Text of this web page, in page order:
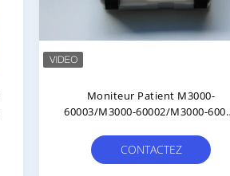
Réparation De La Carte Mère Du
Module MMS M3001A Avec
Et Garantie De 90 Jours Pour
CONTACTEZ